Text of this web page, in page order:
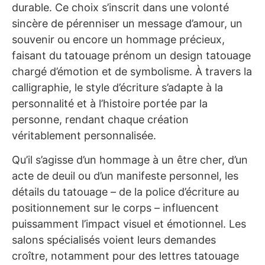
durable. Ce choix s’inscrit dans une volonté
sincère de pérenniser un message d’amour, un
souvenir ou encore un hommage précieux,
faisant du tatouage prénom un design tatouage
chargé d’émotion et de symbolisme. À travers la
calligraphie, le style d’écriture s’adapte à la
personnalité et à l’histoire portée par la
personne, rendant chaque création
véritablement personnalisée.
Qu’il s’agisse d’un hommage à un être cher, d’un
acte de deuil ou d’un manifeste personnel, les
détails du tatouage – de la police d’écriture au
positionnement sur le corps – influencent
puissamment l’impact visuel et émotionnel. Les
salons spécialisés voient leurs demandes
croître, notamment pour des lettres tatouage